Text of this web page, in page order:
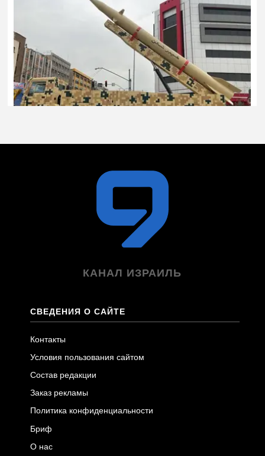
КАНАЛ ИЗРАИЛЬ
СВЕДЕНИЯ О САЙТЕ
Контакты
Условия пользования сайтом
Состав редакции
Заказ рекламы
Политика конфиденциальности
Бриф
О нас